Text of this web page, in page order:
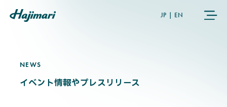
JP EN
COMPANY
NEWS
NEWS
イベント情報やプレスリリース